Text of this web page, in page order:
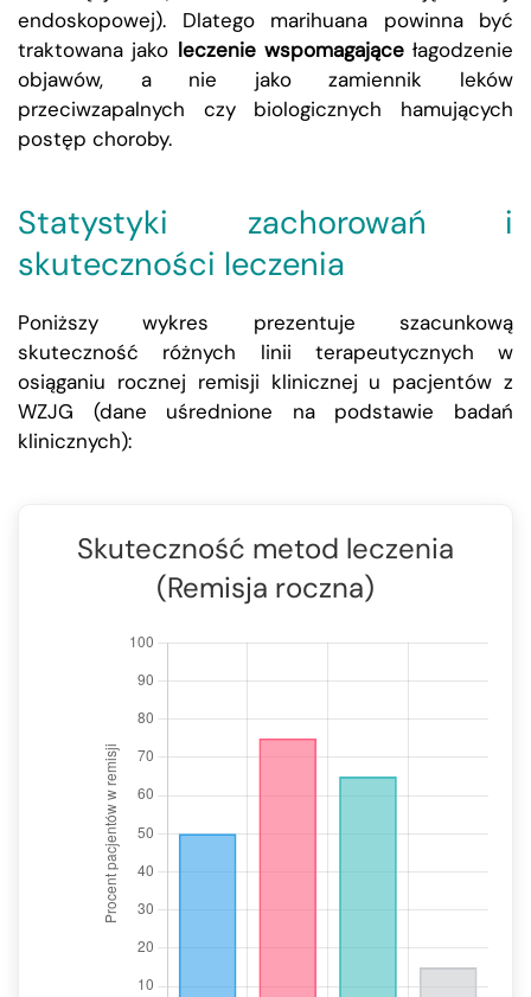
endoskopowej). Dlatego marihuana powinna być
traktowana jako leczenie wspomagającełagodzenie
objawów, a nie jako zamiennik leków
przeciwzapalnych czy biologicznych hamujących
postęp choroby.
Statystyki zachorowań i
skuteczności leczenia
Poniższy wykres prezentuje szacunkową
skuteczność różnych linii terapeutycznych w
osiąganiu rocznej remisji klinicznej u pacjentów z
WZJG (dane uśrednione na podstawie badań
klinicznych):
Skuteczność metod leczenia
(Remisja roczna)